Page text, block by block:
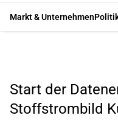
Markt & Unternehmen
Start der
Stoffstrombild